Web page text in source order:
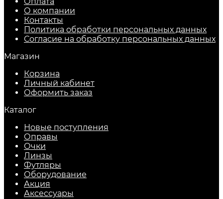
О компании
Контакты
Политика обработки персональных данных
Согласие на обработку персональных данных
Магазин
Корзина
Личный кабинет
Оформить заказ
Каталог
Новые поступления
Оправы
Очки
Линзы
Футляры
Оборудование
Акция
Аксессуары